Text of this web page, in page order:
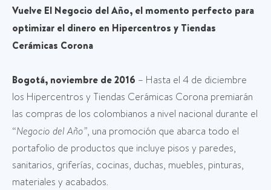
Vuelve El Negocio del Año, el momento perfecto para
optimizar el dinero en Hipercentros y Tiendas
Cerámicas Corona
Bogotá, noviembre de 2016 – Hasta el 4 de diciembre
los Hipercentros y Tiendas Cerámicas Corona premiarán
las compras de los colombianos a nivel nacional durante el
“Negocio del Año”, una promoción que abarca todo el
portafolio de productos que incluye pisos y paredes,
sanitarios, griferías, cocinas, duchas, muebles, pinturas,
materiales y acabados.